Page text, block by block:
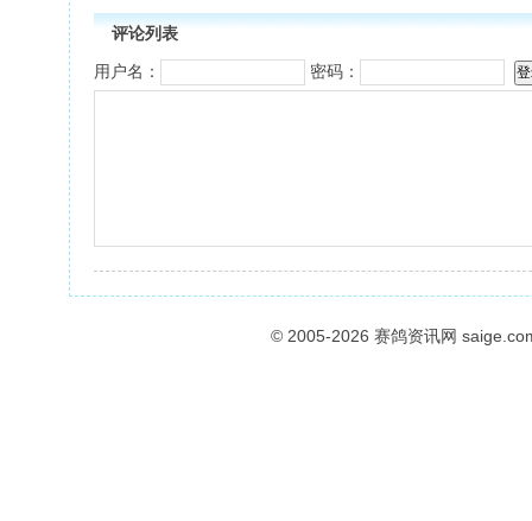
评论列表
用户名： 密码：
© 2005-2026 赛鸽资讯网